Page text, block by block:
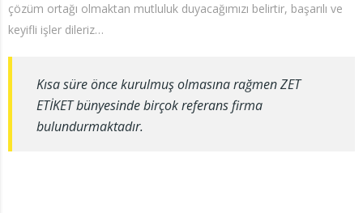
çözüm ortağı olmaktan mutluluk duyacağımızı belirtir, başarılı ve
keyifli işler dileriz…
Kısa süre önce kurulmuş olmasına rağmen ZET
ETİKET bünyesinde birçok referans firma
bulundurmaktadır.